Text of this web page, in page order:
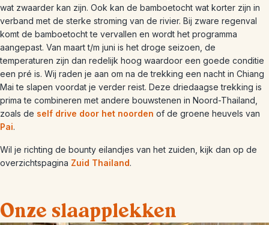
wat zwaarder kan zijn. Ook kan de bamboetocht wat korter zijn in
verband met de sterke stroming van de rivier. Bij zware regenval
komt de bamboetocht te vervallen en wordt het programma
aangepast. Van maart t/m juni is het droge seizoen, de
temperaturen zijn dan redelijk hoog waardoor een goede conditie
een pré is. Wij raden je aan om na de trekking een nacht in Chiang
Mai te slapen voordat je verder reist. Deze driedaagse trekking is
prima te combineren met andere bouwstenen in Noord-Thailand,
zoals de self drive door het noorden of de groene heuvels van
Pai.
Wil je richting de bounty eilandjes van het zuiden, kijk dan op de
overzichtspagina Zuid Thailand.
Onze slaapplekken